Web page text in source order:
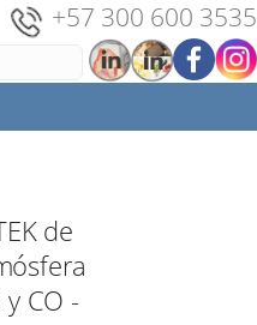
+57 300 600 3535
de
CO -